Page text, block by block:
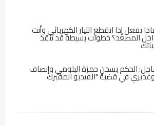
تفعل إذا انقطع التيار الكهربائي وأنت
المصعد؟ خطوات بسيطة قد تنقذ
الحكم بسجن حمزة البلومي وإنصاف
في قضية "الفيديو المفبرك